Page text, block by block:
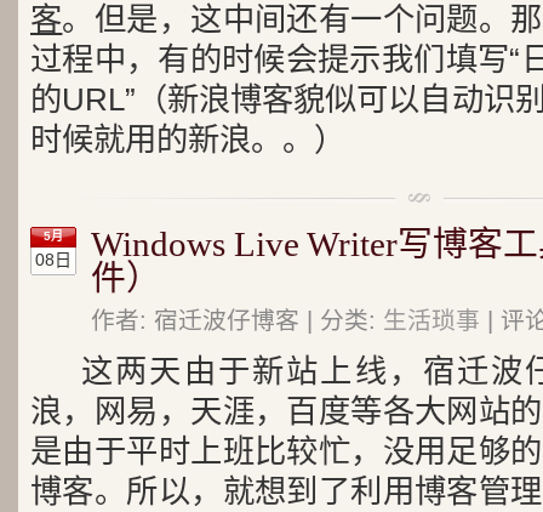
客。但是，这中间还有一个问题。
过程中，有的时候会提示我们填写“
的URL”（新浪博客貌似可以自动识
时候就用的新浪。。）
5月
08日
Windows Live Writer写博客
件）
作者: 宿迁波仔博客 | 分类: 生活琐事 | 评
这两天由于新站上线，宿迁波
浪，网易，天涯，百度等各大网站
是由于平时上班比较忙，没用足够
博客。所以，就想到了利用博客管